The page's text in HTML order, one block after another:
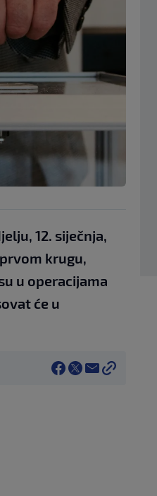
12. siječnja,
krugu,
u operacijama
će u